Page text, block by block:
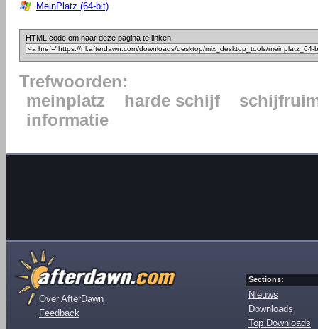
MeinPlatz (64-bit)
HTML code om naar deze pagina te linken:
Trefwoorden:
meinplatz
harde schijf
informatie
Over AfterDawn
Feedback
Sections:
Nieuws
Downloads
Top Downloads